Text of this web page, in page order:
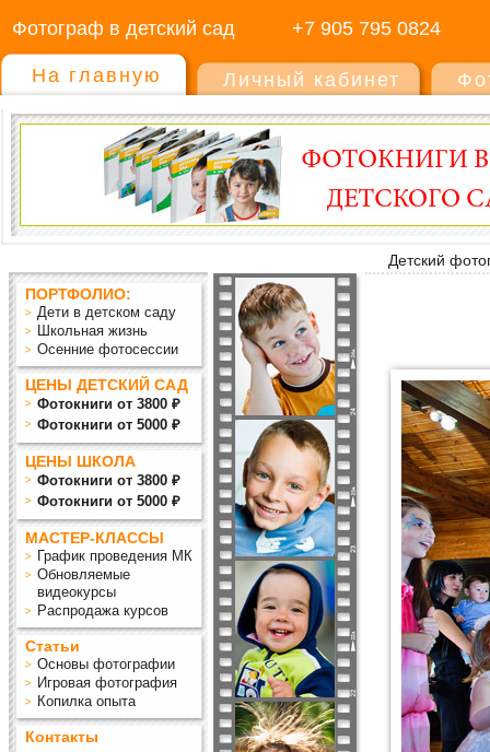
Фотограф в детский сад +7 905 795 0824
На главную Личный кабинет
Детский
ПОРТФОЛИО:
Дети в детском саду
Школьная жизнь
Осенние фотосессии
ЦЕНЫ ДЕТСКИЙ САД
Фотокниги от 3800 ₽
Фотокниги от 5000 ₽
ЦЕНЫ ШКОЛА
Фотокниги от 3800 ₽
Фотокниги от 5000 ₽
МАСТЕР-КЛАССЫ
График проведения МК
Обновляемые
видеокурсы
Распродажа курсов
Статьи
Основы фотографии
Игровая фотография
Копилка опыта
Контакты